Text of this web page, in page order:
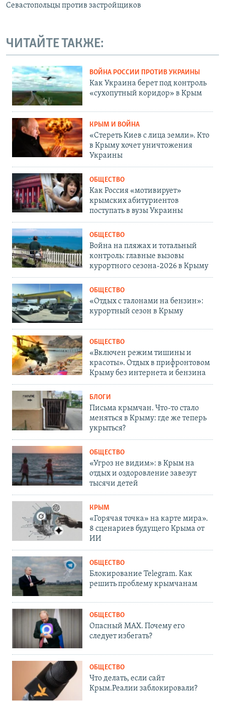
Севастопольцы против застройщиков
ЧИТАЙТЕ ТАКЖЕ:
ВОЙНА РОССИИ ПРОТИВ УКРАИНЫ
Как Украина берет под контроль
«сухопутный коридор» в Крым
КРЫМ И ВОЙНА
«Стереть Киев с лица земли». Кто
в Крыму хочет уничтожения
Украины
ОБЩЕСТВО
Как Россия «мотивирует»
крымских абитуриентов
поступать в вузы Украины
ОБЩЕСТВО
Война на пляжах и тотальный
контроль: главные вызовы
курортного сезона-2026 в Крыму
ОБЩЕСТВО
«Отдых с талонами на бензин»:
курортный сезон в Крыму
ОБЩЕСТВО
«Включен режим тишины и
красоты». Отдых в прифронтовом
Крыму без интернета и бензина
БЛОГИ
Письма крымчан. Что-то стало
меняться в Крыму: где же теперь
укрыться?
ОБЩЕСТВО
«Угроз не видим»: в Крым на
отдых и оздоровление завезут
тысячи детей
КРЫМ
«Горячая точка» на карте мира».
8 сценариев будущего Крыма от
ИИ
ОБЩЕСТВО
Блокирование Telegram. Как
решить проблему крымчанам
ОБЩЕСТВО
Опасный MAX. Почему его
следует избегать?
ОБЩЕСТВО
Что делать, если сайт
Крым.Реалии заблокировали?